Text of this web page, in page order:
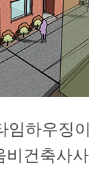
임하우징
비건축사